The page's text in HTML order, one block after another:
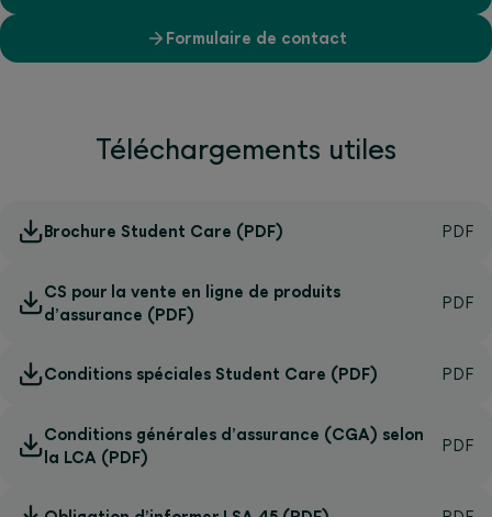
Formulaire de contact
Téléchargements utiles
Brochure Student Care (PDF)
CS pour la vente en ligne de produits
d’assurance (PDF)
Conditions spéciales Student Care (PDF)
Conditions générales d’assurance (CGA) selon
la LCA (PDF)